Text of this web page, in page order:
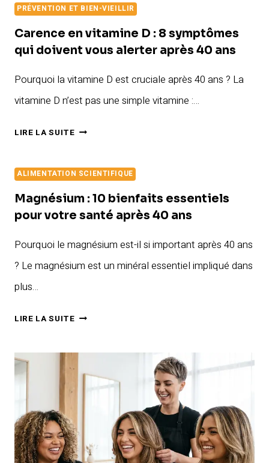
ANS
:
7
NATURELLES
POUR
FINIR
LES
BALLONNEMENTS
PRÉVENTION ET BIEN-VIEILLIR
Carence en vitamine D : 8 symptômes
qui doivent vous alerter après 40 ans
Pourquoi la vitamine D est cruciale après 40 ans ? La
vitamine D n’est pas une simple vitamine :…
LIRE LA SUITECARENCE
D
:
8
QUI
DOIVENT
APRÈS
ALIMENTATION SCIENTIFIQUE
Magnésium : 10 bienfaits essentiels
pour votre santé après 40 ans
Pourquoi le magnésium est-il si important après 40 ans
? Le magnésium est un minéral essentiel impliqué dans
plus…
LIRE LA SUITEMAGNÉSIUM
BIENFAITS
ESSENTIELS
SANTÉ
APRÈS